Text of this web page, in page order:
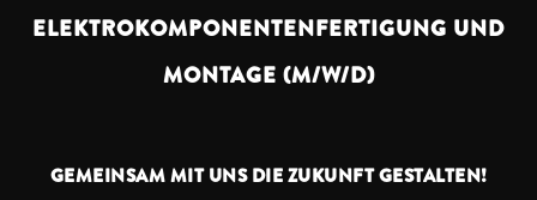
ELEKTROKOMPONENTENFERTIGUNG UND
MONTAGE (M/W/D)
GEMEINSAM MIT UNS DIE ZUKUNFT GESTALTEN!